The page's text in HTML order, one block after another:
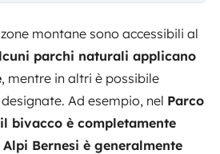
montane sono accessibili al
parchi naturali applicano
, mentre in altri è possibile
Ad esempio, nel Parco
bivacco è completamente
Alpi Bernesi è generalmente